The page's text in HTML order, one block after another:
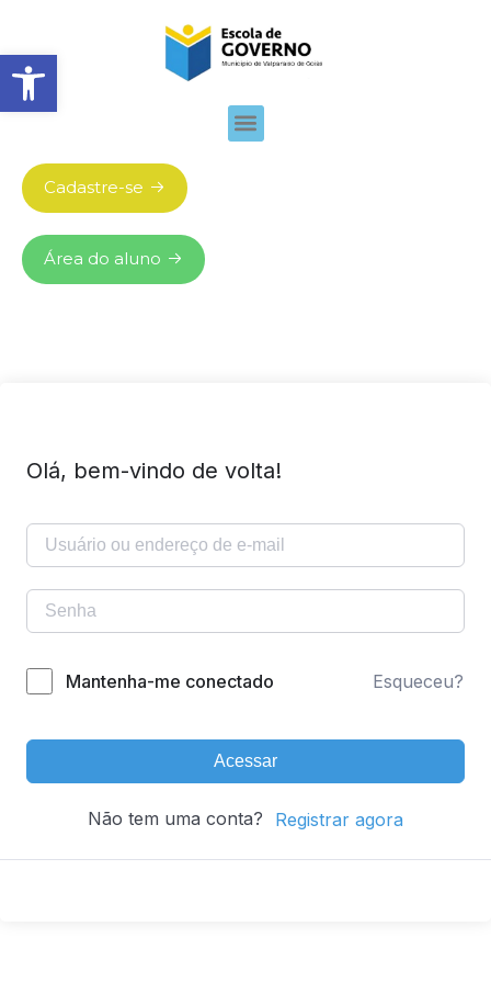
Abrir barra de ferramentas
Cadastre-se
Área do aluno
Olá, bem-vindo de volta!
Mantenha-me conectado Esqueceu?
Acessar
Não tem uma conta? Registrar agora